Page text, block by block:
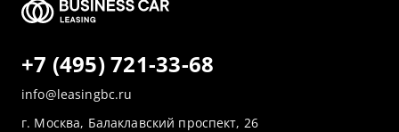
+7 (495) 721-33-68
info@leasingbc.ru
г. Москва, Балаклавский проспект, 26